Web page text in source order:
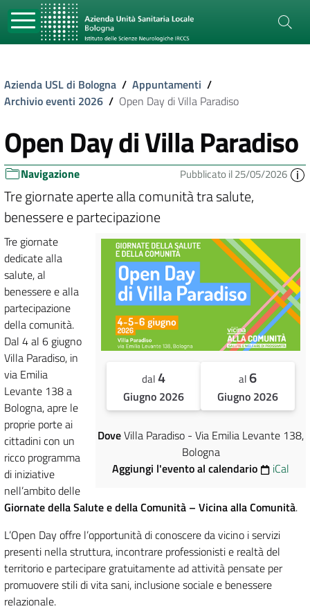
Azienda USL di Bologna / Appuntamenti /
Archivio eventi 2026 / Open Day di Villa Paradiso
Open Day di Villa Paradiso
Navigazione Pubblicato il 25/05/2026
Tre giornate aperte alla comunità tra salute,
benessere e partecipazione
dal4
Giugno 2026
al6
Giugno 2026
DoveVilla Paradiso - Via Emilia Levante 138,
Bologna
Aggiungi l'evento al calendario
iCal
Tre giornate
dedicate alla
salute, al
benessere e alla
partecipazione
della comunità.
Dal 4 al 6 giugno
Villa Paradiso, in
via Emilia
Levante 138 a
Bologna, apre le
proprie porte ai
cittadini con un
ricco programma
di iniziative
nell’ambito delle
Giornate della Salute e della Comunità – Vicina alla Comunità.
L’Open Day offre l’opportunità di conoscere da vicino i servizi
presenti nella struttura, incontrare professionisti e realtà del
territorio e partecipare gratuitamente ad attività pensate per
promuovere stili di vita sani, inclusione sociale e benessere
relazionale.